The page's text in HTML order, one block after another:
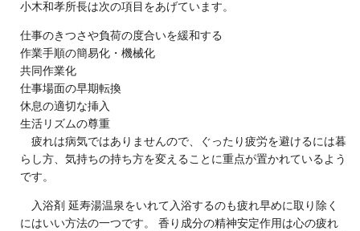
小木和孝所長は次の項目をあげています。
仕事のきつさや負荷の度合いを緩和する
作業手順の簡易化・機械化
共同作業化
仕事場面の早期転換
休息の適切な挿入
生活リズムの尊重
疲れは病気ではありませんので、ぐったり疲労を避けるには暮
らし方、気持ちの持ち方を変えることに重点が置かれているよう
です。
入浴剤 延寿湯温泉をいれて入浴するのも疲れ早めに取り除く
にはいい方法の一つです。 香り成分の精神安定作用は心の疲れ